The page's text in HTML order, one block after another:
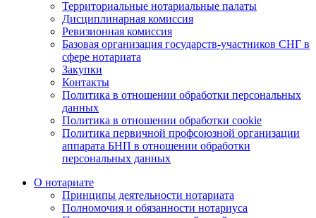
Территориальные нотариальные палаты
Дисциплинарная комиссия
Ревизионная комиссия
Базовая организация государств-участников СНГ в
сфере нотариата
Закупки
Контакты
Политика в отношении обработки персональных
данных
Политика в отношении обработки cookie
Политика первичной профсоюзной организации
аппарата БНП в отношении обработки
персональных данных
О нотариате
Принципы деятельности нотариата
Полномочия и обязанности нотариуса